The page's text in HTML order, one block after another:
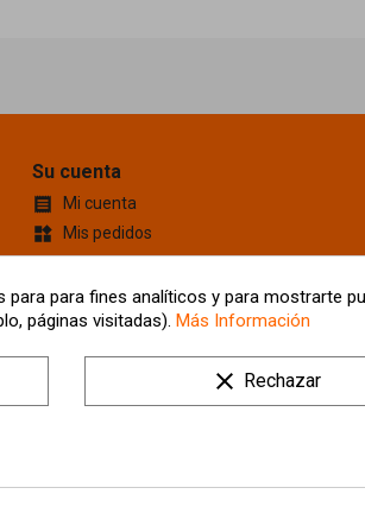
Su cuenta
 Mi cuenta
widgets Mis pedidos
Cupones de descuento
account_box Información personal
location_on Mis Direcciones
Tus ajustes de cookies
para fines analíticos y para mostrarte
páginas visitadas). Más Información
clear Rechazar